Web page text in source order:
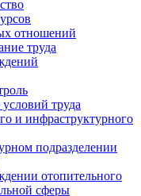
отношений
труда
труда
и инфраструктурного
подразделении
отопительного
сферы